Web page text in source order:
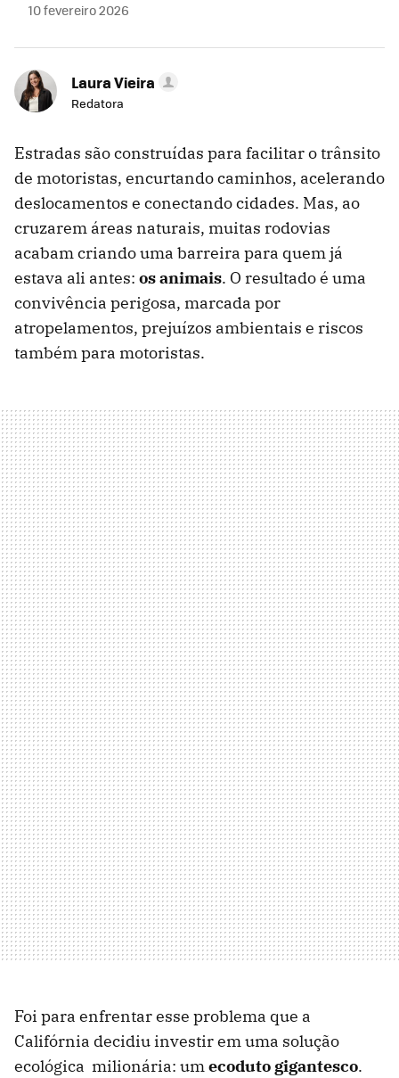
10 fevereiro 2026
Laura Vieira
Redatora
Estradas são construídas para facilitar o trânsito
de motoristas, encurtando caminhos, acelerando
deslocamentos e conectando cidades. Mas, ao
cruzarem áreas naturais, muitas rodovias
acabam criando uma barreira para quem já
estava ali antes: os animais. O resultado é uma
convivência perigosa, marcada por
atropelamentos, prejuízos ambientais e riscos
também para motoristas.
Foi para enfrentar esse problema que a
Califórnia decidiu investir em uma solução
ecológica milionária: umecoduto gigantesco.